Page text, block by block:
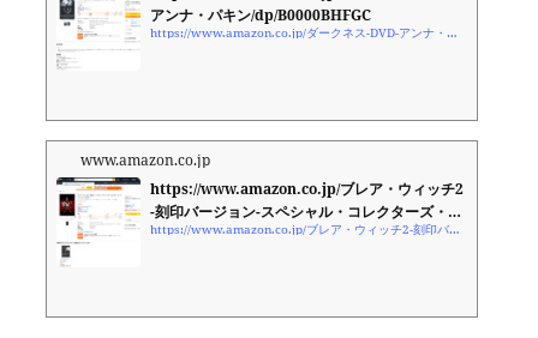
アンナ・パキン/dp/B0000BHFGC
https://www.amazon.co.jp/ダークネス-DVD-アンナ・パキン/dp/B0000BHFGC
www.amazon.co.jp
https://www.amazon.co.jp/ブレア・ウィッチ2
-刻印バージョン-スペシャル・コレクターズ・エ
ディション-DVD-ジェフ・ドノヴァン/dp/B000R
https://www.amazon.co.jp/ブレア・ウィッチ2-刻印バージョン-スペシャル・コレクターズ・エディション-DVD-ジェフ・ドノヴァン/dp/B000RXXYAI